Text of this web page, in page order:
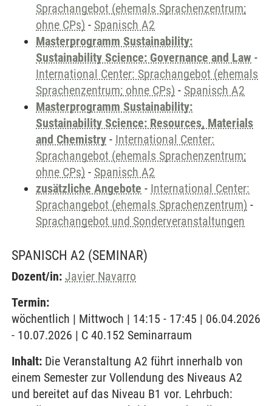
Sprachangebot (ehemals Sprachenzentrum;
ohne CPs) - Spanisch A2
Masterprogramm Sustainability:
Sustainability Science: Governance and Law -
International Center: Sprachangebot (ehemals
Sprachenzentrum; ohne CPs) - Spanisch A2
Masterprogramm Sustainability:
Sustainability Science: Resources, Materials
and Chemistry - International Center:
Sprachangebot (ehemals Sprachenzentrum;
ohne CPs) - Spanisch A2
zusätzliche Angebote - International Center:
Sprachangebot (ehemals Sprachenzentrum) -
Sprachangebot und Sonderveranstaltungen
SPANISCH A2 (SEMINAR)
Dozent/in: Javier Navarro
Termin:
wöchentlich | Mittwoch | 14:15 - 17:45 | 06.04.2026
- 10.07.2026 | C 40.152 Seminarraum
Inhalt: Die Veranstaltung A2 führt innerhalb von
einem Semester zur Vollendung des Niveaus A2
und bereitet auf das Niveau B1 vor. Lehrbuch: